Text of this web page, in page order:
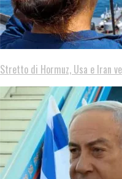
Stretto di Hormuz, Usa e Iran